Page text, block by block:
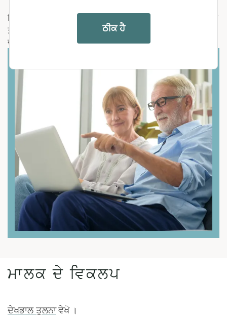
ਇੱਕ ਵਾਰ ਜਦੋਂ ਤੁਹਾਨੂੰ ਦੇਖਭਾਲ ਕਰਨ ਵਾਲੇ ਵਜੋਂ ਨਿਯੁਕਤ ਕੀਤਾ ਜਾਂਦਾ ਹੈ, ਤਾਂ
ਤੁਹਾਡਾ ਪਿਆਰਾ ਵਿਅਕਤੀ ਤੁਹਾਡੇ ਦੁਆਰਾ ਪ੍ਰਦਾਨ ਕੀਤੀ ਜਾਣ ਵਾਲੀ
ਦੇਖਭਾਲ ਲਈ ਅਧਿਕਾਰ ਨੂੰ ਮਨਜ਼ੂਰੀ ਦੇ ਸਕਦਾ ਹੈ।
ਮਾਲਕ ਦੇ ਵਿਕਲਪ
ਦੇਖਭਾਲ ਤੁਲਨਾਵੇਖੋ ।
ਠੀਕ ਹੈ